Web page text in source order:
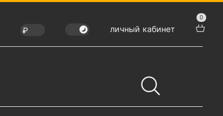
личный кабинет
0